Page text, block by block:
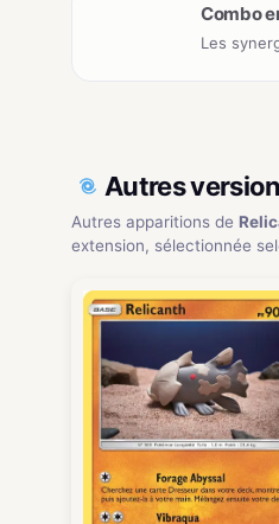
Combo
Les
Autres
Autres apparitions de
extension, sélectionnée